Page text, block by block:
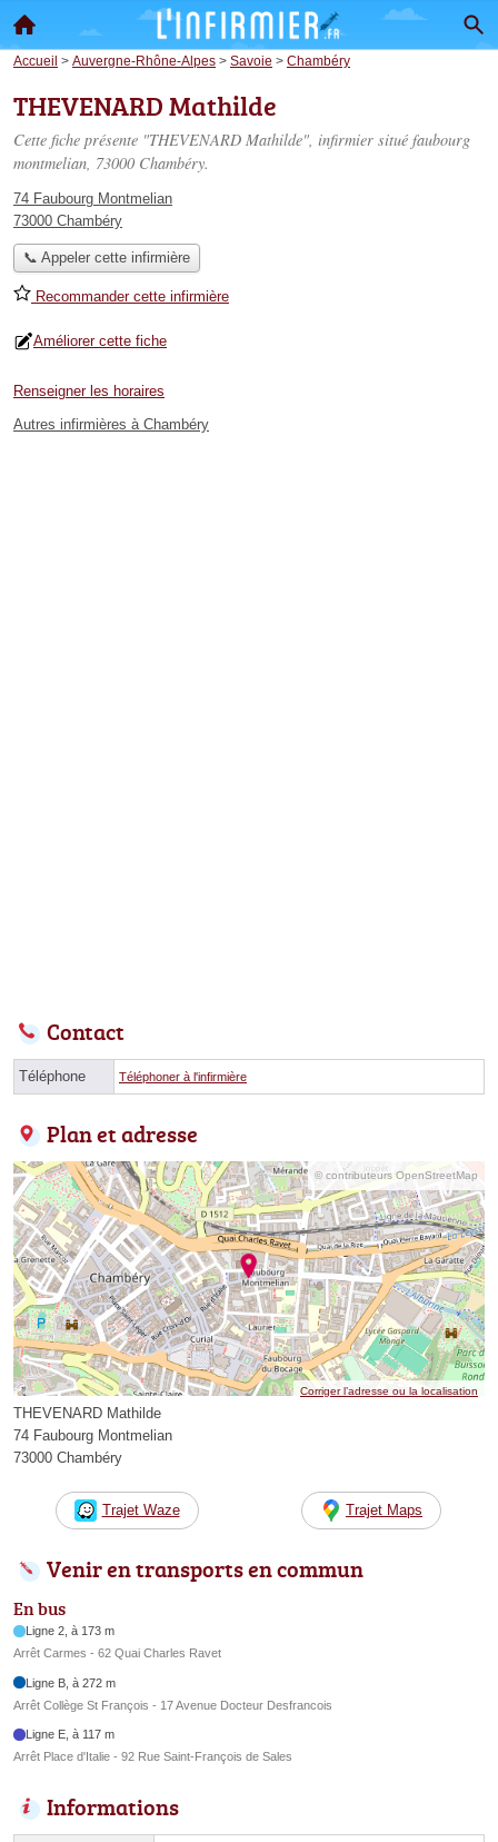
Accueil > Auvergne-Rhône-Alpes > Savoie > Chambéry
THEVENARD Mathilde
Cette fiche présente "THEVENARD Mathilde", infirmier situé faubourg
montmelian, 73000 Chambéry.
74 Faubourg Montmelian
73000 Chambéry
📞 Appeler cette infirmière
Recommander cette infirmière
Améliorer cette fiche
Renseigner les horaires
Autres infirmières à Chambéry
Contact
Téléphone Téléphoner à l'infirmière
Plan et adresse
© contributeurs OpenStreetMap
Corriger l’adresse ou la localisation
THEVENARD Mathilde
74 Faubourg Montmelian
73000 Chambéry
Trajet Waze Trajet Maps
Venir en transports en commun
En bus
Ligne 2, à 173 m
Arrêt Carmes - 62 Quai Charles Ravet
Ligne B, à 272 m
Arrêt Collège St François - 17 Avenue Docteur Desfrancois
Ligne E, à 117 m
Arrêt Place d'Italie - 92 Rue Saint-François de Sales
Informations